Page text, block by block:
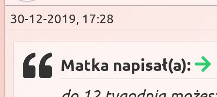
30-12-2019, 17:28
Matka napisał(a):